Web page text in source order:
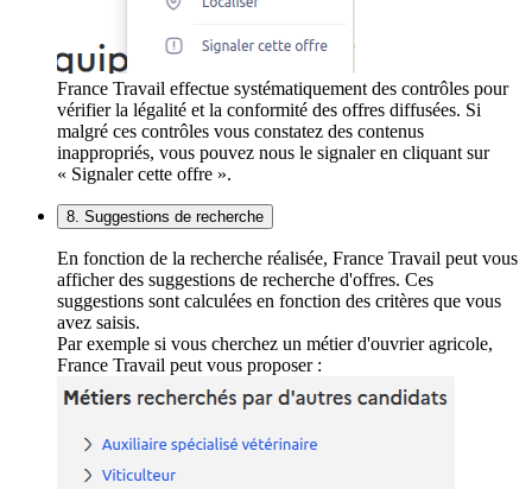
France Travail effectue systématiquement des contrôles pour
vérifier la légalité et la conformité des offres diffusées. Si
malgré ces contrôles vous constatez des contenus
inappropriés, vous pouvez nous le signaler en cliquant sur
« Signaler cette offre ».
8. Suggestions de recherche
En fonction de la recherche réalisée, France Travail peut vous
afficher des suggestions de recherche d'offres. Ces
suggestions sont calculées en fonction des critères que vous
avez saisis.
Par exemple si vous cherchez un métier d'ouvrier agricole,
France Travail peut vous proposer :